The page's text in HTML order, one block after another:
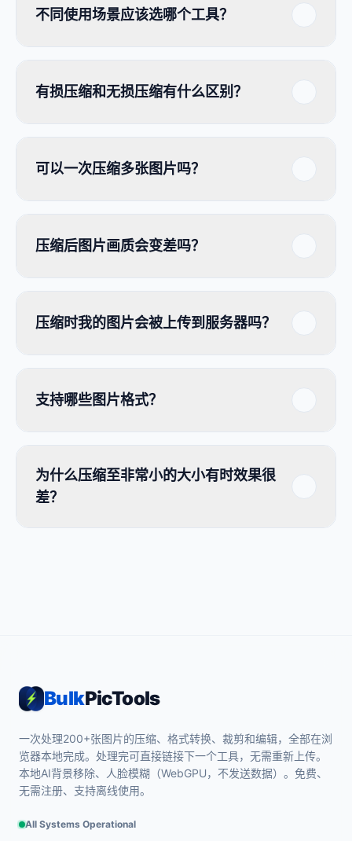
不同使用场景应该选哪个工具？
有损压缩和无损压缩有什么区别？
可以一次压缩多张图片吗？
压缩后图片画质会变差吗？
压缩时我的图片会被上传到服务器吗？
支持哪些图片格式？
为什么压缩至非常小的大小有时效果很
差？
BulkPicTools
一次处理200+张图片的压缩、格式转换、裁剪和编辑，全部在浏
览器本地完成。处理完可直接链接下一个工具，无需重新上传。
本地AI背景移除、人脸模糊（WebGPU，不发送数据）。免费、
无需注册、支持离线使用。
All Systems Operational